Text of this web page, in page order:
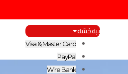
ببەخشە
Visa & Master Card
PayPal
Wire Bank